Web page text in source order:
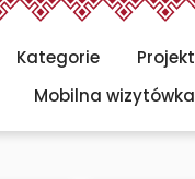
Kategorie
Projekt
Mobilna wizytówka